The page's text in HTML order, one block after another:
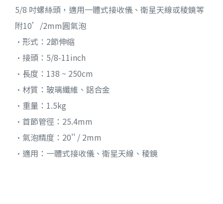
5/8 吋螺絲頭，適用一體式接收儀、衛星天線或稜鏡等
附10’/2mm圓氣泡
•形式：2節伸縮
•接頭：5/8-11inch
•長度：138 ~ 250cm
•材質：玻璃纖維、鋁合金
•重量：1.5kg
•首節管徑：25.4mm
•氣泡精度：20'' / 2mm
•適用：一體式接收儀、衛星天線、稜鏡